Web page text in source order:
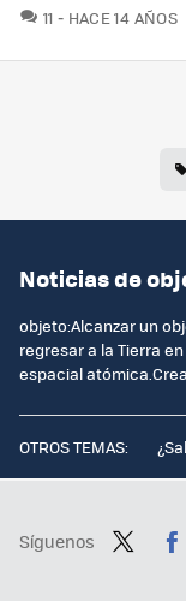
11 COMENTARIOS
HACE 14 AÑOS
Noticias de
objeto:Alcanzar un
regresar a la Tierra
espacial
OTROS TEMAS:
Síguenos